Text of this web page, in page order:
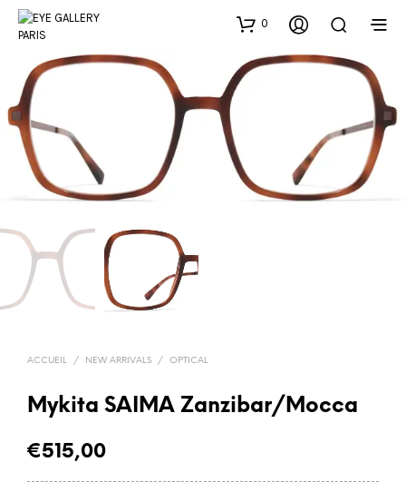
0
ACCUEIL / NEW ARRIVALS / OPTICAL
Mykita SAIMA Zanzibar/Mocca
€515,00